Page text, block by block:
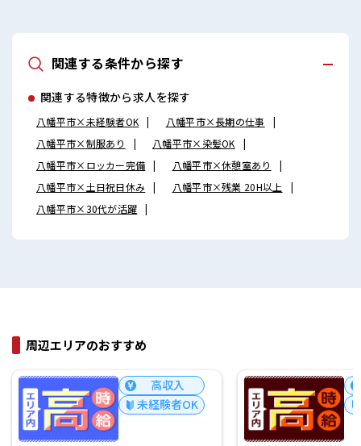
関連する条件から探す
関連する特徴から求人を探す
八幡平市×未経験者OK
八幡平市×長期の仕事
八幡平市×制服あり
八幡平市×染髪OK
八幡平市×ロッカー完備
八幡平市×休憩室あり
八幡平市×土日祝日休み
八幡平市×残業 20H以上
八幡平市×30代が活躍
周辺エリアのおすすめ
高収入
未経験者OK